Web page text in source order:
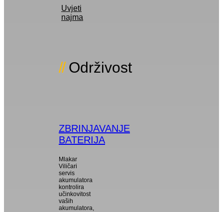
Uvjeti
najma
Održivost
ZBRINJAVANJE
BATERIJA
Mlakar
Viličari
servis
akumulatora
kontrolira
učinkovitost
vaših
akumulatora,